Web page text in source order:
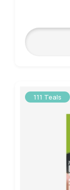
111 Teals